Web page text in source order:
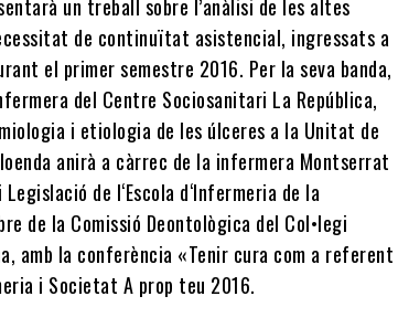
un treball sobre l’anàlisi de les altes
de continuïtat asistencial, ingressats a
el primer semestre 2016. Per la seva banda,
del Centre Sociosanitari La República,
i etiologia de les úlceres a la Unitat de
anirà a càrrec de la infermera Montserrat
de l‘Escola d‘Infermeria de la
de la Comissió Deontològica del Col•legi
amb la conferència «Tenir cura com a referent
i Societat A prop teu 2016.